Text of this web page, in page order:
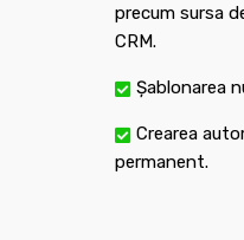
precum sursa
CRM.
Șablonarea
Crearea
permanent.